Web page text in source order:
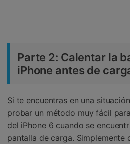
Parte 2: Calentar la
iPhone antes de
Si te encuentras en una
probar un método muy fácil
del iPhone 6 cuando se
pantalla de carga. Simplemente